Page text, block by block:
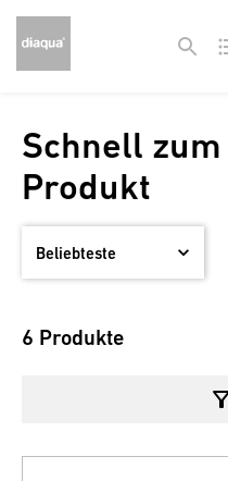
Schnell
Produkt
6 Produkte